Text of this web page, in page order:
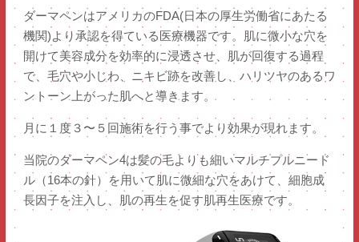
ダーマペンはアメリカのFDA(日本の厚生労働省にあたる
機関)より承認を得ている医療機器です。肌に微小な穴を
開けて美容成分を効率的に浸透させ、肌が回復する過程
で、毛穴や小じわ、ニキビ跡を改善し、ハリツヤのあるワ
ントーン上がった肌へと導きます。
月に１度３〜５回施術を行う事でより効果が現れます。
当院のダーマペン4は髪の毛よりも細いマルチプルニード
ル（16本の針）を用いて肌に微細な穴をあけて、細胞成
長因子を注入し、肌の再生を促す肌再生医療です。